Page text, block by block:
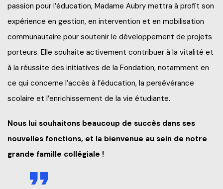
passion pour l’éducation, Madame Aubry mettra à profit son
expérience en gestion, en intervention et en mobilisation
communautaire pour soutenir le développement de projets
porteurs. Elle souhaite activement contribuer à la vitalité et
à la réussite des initiatives de la Fondation, notamment en
ce qui concerne l’accès à l’éducation, la persévérance
scolaire et l’enrichissement de la vie étudiante.
Nous lui souhaitons beaucoup de succès dans ses
nouvelles fonctions, et la bienvenue au sein de notre
grande famille collégiale !